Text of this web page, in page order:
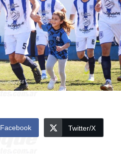
Facebook Twitter/X